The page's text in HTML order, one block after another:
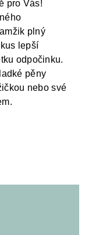
pro Vás!
plný
lepší
odpočinku.
pěny
nebo své